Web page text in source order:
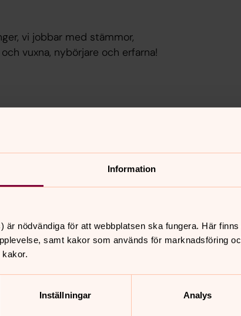
Information
är nödvändiga för att webbplatsen ska fungera. Här
samt kakor som används för marknadsföring
Inställningar Analys
vi jobbar med stämmor,
vuxna, nybörjare och erfarna!
senast 11/9 på
ledning av Margareta
och erfarna sångare